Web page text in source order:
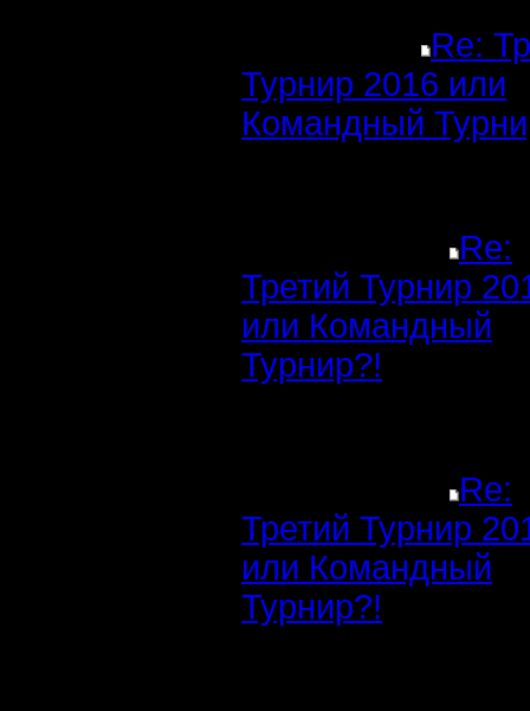
Re:
Турнир 2016 или
Командный
Re:
Третий Турнир
или Командный
Турнир?!
Re:
Третий Турнир
или Командный
Турнир?!